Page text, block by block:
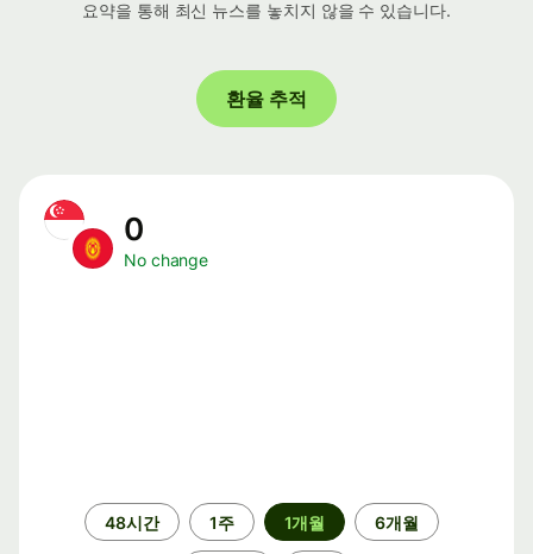
요약을 통해 최신 뉴스를 놓치지 않을 수 있습니다.
환율 추적
0
No change
48시간 1주 1개월 6개월